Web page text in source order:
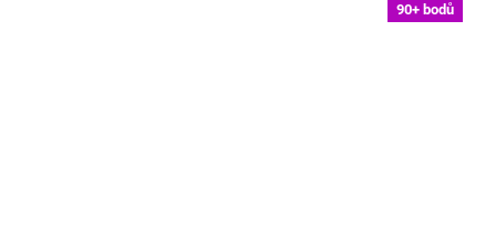
90+ bodů